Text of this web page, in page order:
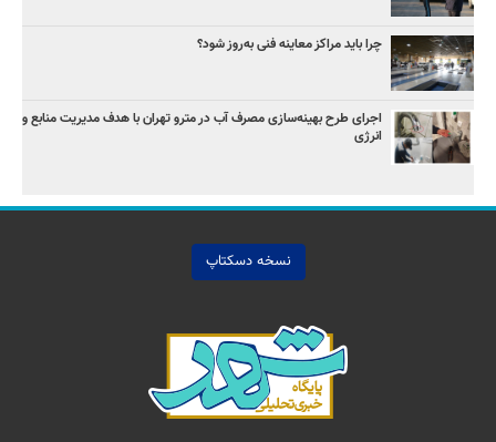
چرا باید مراکز معاینه فنی به‌روز شود؟
اجرای طرح بهینه‌سازی مصرف آب در مترو تهران با هدف مدیریت منابع و
انرژی
نسخه دسکتاپ